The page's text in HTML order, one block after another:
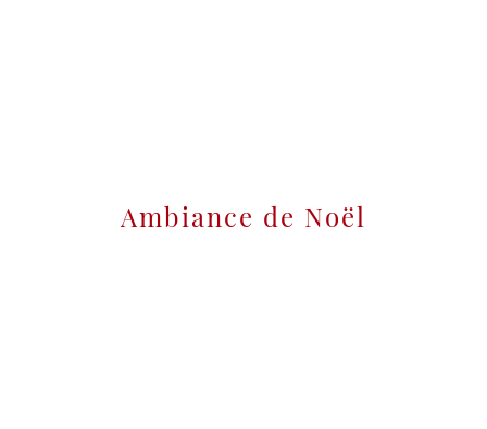
Ambiance de Noël